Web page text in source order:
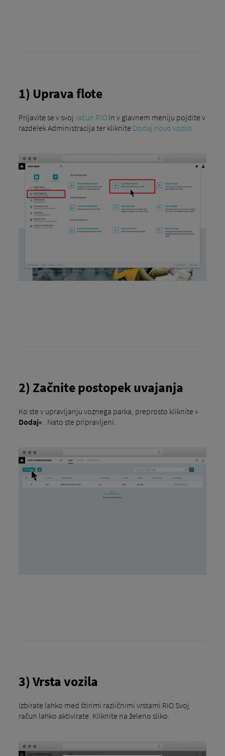
1) Uprava flote
Prijavite se v svoj račun RIOin v glavnem meniju pojdite v
razdelek Administracija ter kliknite Dodaj novo vozilo .
2) Začnite postopek uvajanja
Ko ste v upravljanju voznega parka, preprosto kliknite »
Dodaj« . Nato ste pripravljeni.
3) Vrsta vozila
Izbirate lahko med štirimi različnimi vrstami RIO Svoj
račun lahko aktivirate. Kliknite na želeno sliko.